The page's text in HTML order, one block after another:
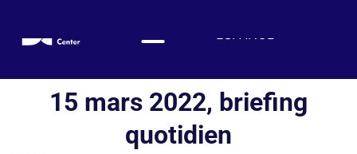
ESPAÑOL
FRANÇAIS
УКРАЇНСЬКА
15 mars 2022, briefing
quotidien